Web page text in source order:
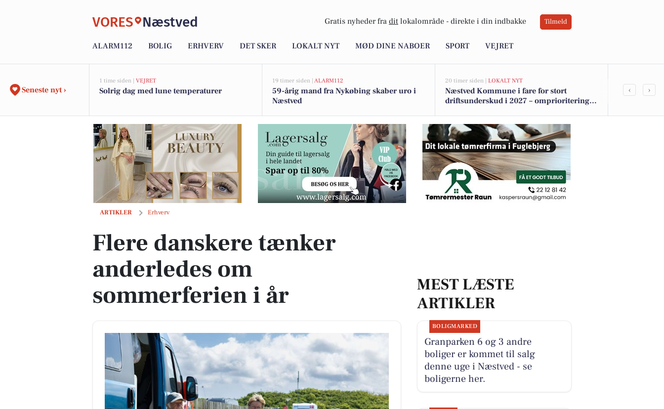
VORES Næstved Gratis nyheder fra dit lokalområde - direkte i din indbakke Tilmeld
ALARM112 BOLIG ERHVERV DET SKER LOKALT NYT MØD DINE NABOER SPORT VEJRET
Seneste nyt ›
1 time siden | VEJRET
Solrig dag med lune temperaturer
19 timer siden | ALARM112
59-årig mand fra Nykøbing skaber uro i
Næstved
20 timer siden | LOKALT NYT
Næstved Kommune i fare for stort
driftsunderskud i 2027 – omprioriteringer
Forhøjede
‹ ›
ARTIKLER Erhverv
Flere danskere tænker anderledes om sommerferien i år
Flere danskere tænker
anderledes om
sommerferien i år
MEST LÆSTE
ARTIKLER
BOLIGMARKED
Granparken 6 og 3 andre
boliger er kommet til salg
denne uge i Næstved - se
boligerne her.